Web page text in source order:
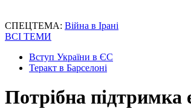
СПЕЦТЕМА: Війна в Ірані
ВСІ ТЕМИ
Вступ України в ЄС
Теракт в Барселоні
Потрібна підтримка